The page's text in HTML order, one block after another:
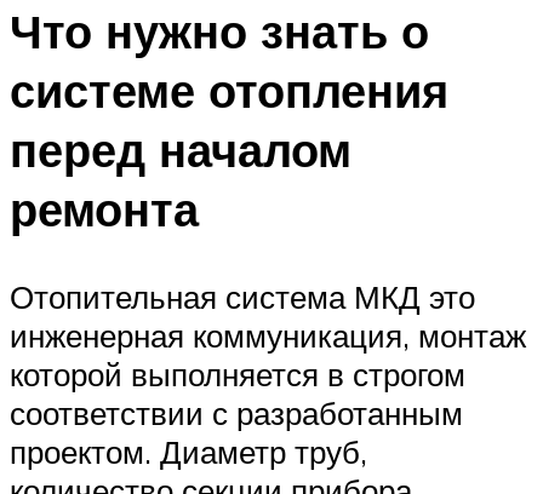
Что нужно знать о
системе отопления
перед началом
ремонта
Отопительная система МКД это
инженерная коммуникация, монтаж
которой выполняется в строгом
соответствии с разработанным
проектом. Диаметр труб,